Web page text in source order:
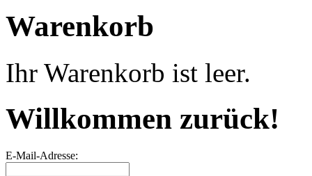
Warenkorb
Ihr Warenkorb ist leer.
Willkommen zurück!
E-Mail-Adresse: